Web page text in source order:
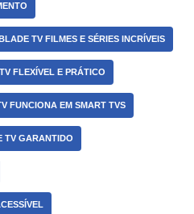
TV FILMES E SÉRIES INCRÍVEIS
FLEXÍVEL E PRÁTICO
FUNCIONA EM SMART TVS
TV GARANTIDO